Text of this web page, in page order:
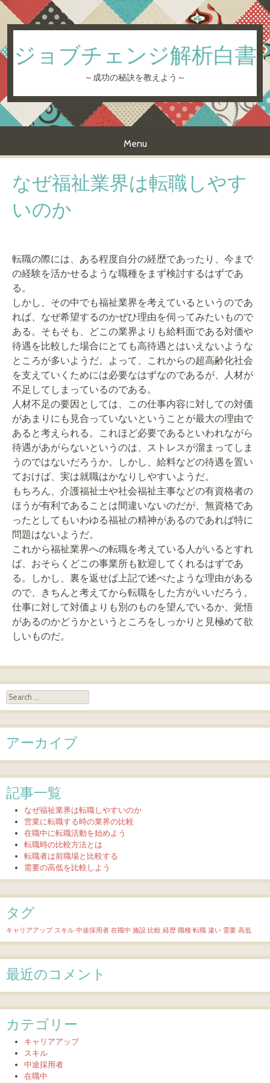
ジョブチェンジ解析白書
～成功の秘訣を教えよう～
Menu
Skip to content
なぜ福祉業界は転職しやす
いのか
転職の際には、ある程度自分の経歴であったり、今まで
の経験を活かせるような職種をまず検討するはずであ
る。
しかし、その中でも福祉業界を考えているというのであ
れば、なぜ希望するのかぜひ理由を伺ってみたいもので
ある。そもそも、どこの業界よりも給料面である対価や
待遇を比較した場合にとても高待遇とはいえないような
ところが多いようだ。よって、これからの超高齢化社会
を支えていくためには必要なはずなのであるが、人材が
不足してしまっているのである。
人材不足の要因としては、この仕事内容に対しての対価
があまりにも見合っていないということが最大の理由で
あると考えられる。これほど必要であるといわれながら
待遇があがらないというのは、ストレスが溜まってしま
うのではないだろうか。しかし、給料などの待遇を置い
ておけば、実は就職はかなりしやすいようだ。
もちろん、介護福祉士や社会福祉主事などの有資格者の
ほうが有利であることは間違いないのだが、無資格であ
ったとしてもいわゆる福祉の精神があるのであれば特に
問題はないようだ。
これから福祉業界への転職を考えている人がいるとすれ
ば、おそらくどこの事業所も歓迎してくれるはずであ
る。しかし、裏を返せば上記で述べたような理由がある
ので、きちんと考えてから転職をした方がいいだろう。
仕事に対して対価よりも別のものを望んでいるか、覚悟
があるのかどうかというところをしっかりと見極めて欲
しいものだ。
Search
アーカイブ
記事一覧
なぜ福祉業界は転職しやすいのか
営業に転職する時の業界の比較
在職中に転職活動を始めよう
転職時の比較方法とは
転職者は前職場と比較する
需要の高低を比較しよう
タグ
キャリアアップ スキル 中途採用者 在職中 施設 比較 経歴 職種 転職 違い 需要 高低
最近のコメント
カテゴリー
キャリアアップ
スキル
中途採用者
在職中